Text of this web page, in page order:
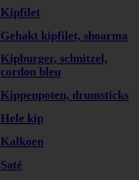
Kipfilet
Gehakt kipfilet, shoarma
Kipburger, schnitzel,
cordon bleu
Kippenpoten, drumsticks
Hele kip
Kalkoen
Saté